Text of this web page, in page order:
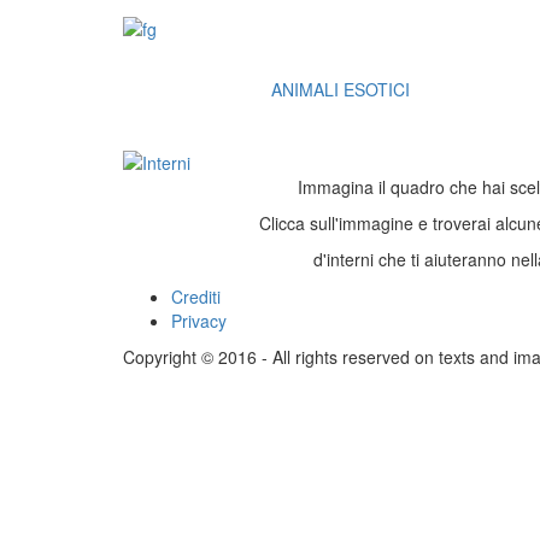
ANIMALI ESOTICI
Immagina il quadro che hai
Clicca sull'immagine e troverai
d'interni che ti aiuteranno
Footer
menu
Crediti
Privacy
Copyright © 2016 - All rights reserved on texts and